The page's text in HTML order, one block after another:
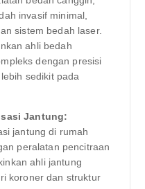
invasif minimal,
sistem bedah laser.
ahli bedah
dengan presisi
sedikit pada
Jantung:
jantung di rumah
peralatan pencitraan
ahli jantung
koroner dan struktur